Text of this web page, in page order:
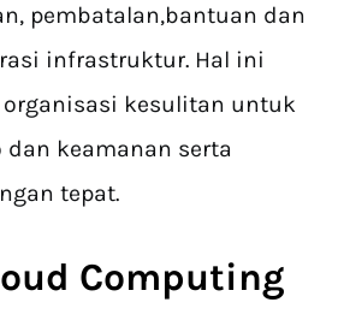
pembatalan,bantuan dan
infrastruktur. Hal ini
kesulitan untuk
keamanan serta
tepat.
Computing